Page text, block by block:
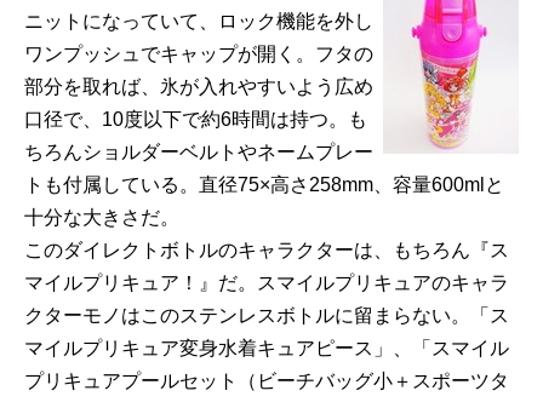
ニットになっていて、ロック機能を外し
ワンプッシュでキャップが開く。フタの
部分を取れば、氷が入れやすいよう広め
口径で、10度以下で約6時間は持つ。も
ちろんショルダーベルトやネームプレー
トも付属している。直径75×高さ258mm、容量600mlと
十分な大きさだ。
このダイレクトボトルのキャラクターは、もちろん『ス
マイルプリキュア！』だ。スマイルプリキュアのキャラ
クターモノはこのステンレスボトルに留まらない。「ス
マイルプリキュア変身水着キュアピース」、「スマイル
プリキュアプールセット（ビーチバッグ小＋スポーツタ